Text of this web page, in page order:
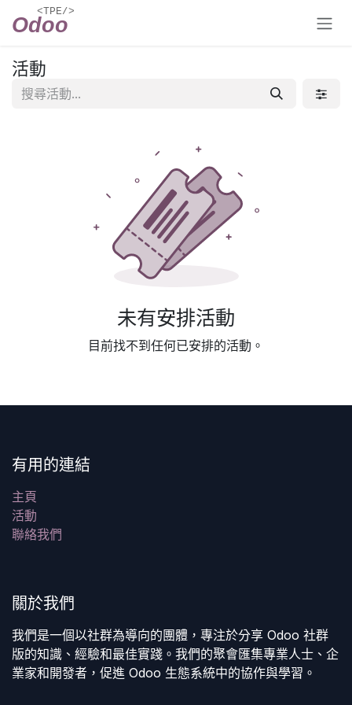
跳至內容
活動
未有安排活動
目前找不到任何已安排的活動。
有用的連結
主頁
活動
聯絡我們
關於我們
我們是一個以社群為導向的團體，專注於分享 Odoo 社群
版的知識、經驗和最佳實踐。我們的聚會匯集專業人士、企
業家和開發者，促進 Odoo 生態系統中的協作與學習。